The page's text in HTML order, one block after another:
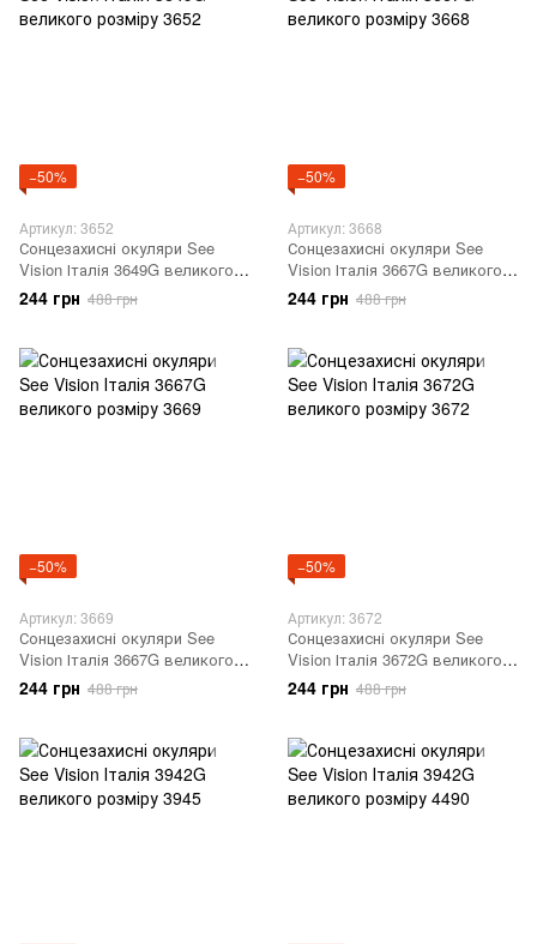
−50%
Артикул: 3652
Сонцезахисні окуляри See
Vision Італія 3649G великого
розміру 3652
244 грн 488 грн
−50%
Артикул: 3668
Сонцезахисні окуляри See
Vision Італія 3667G великого
розміру 3668
244 грн 488 грн
−50%
Артикул: 3669
Сонцезахисні окуляри See
Vision Італія 3667G великого
розміру 3669
244 грн 488 грн
−50%
Артикул: 3672
Сонцезахисні окуляри See
Vision Італія 3672G великого
розміру 3672
244 грн 488 грн